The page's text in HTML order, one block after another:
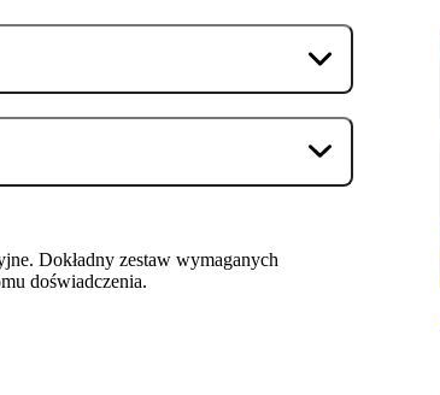
Dokładny zestaw wymaganych
doświadczenia.